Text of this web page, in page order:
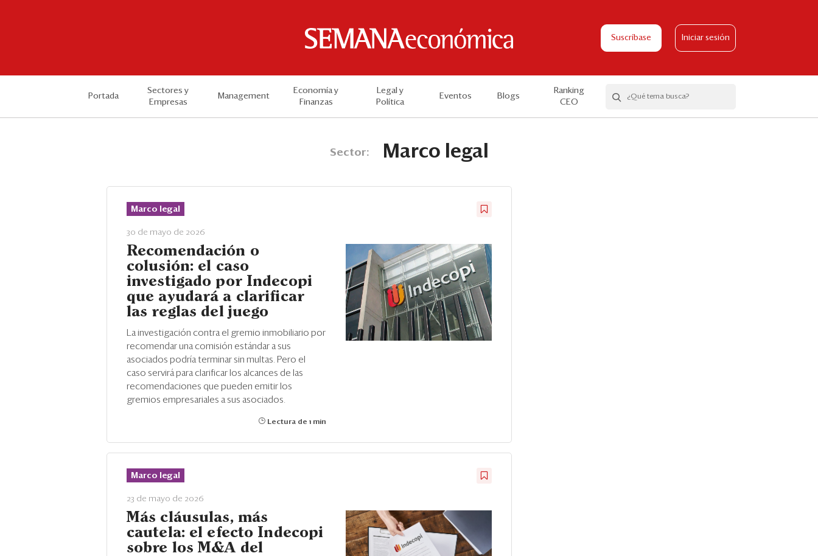
Suscríbase Iniciar sesión
Portada
Sectores y
Empresas
Management
Economía y
Finanzas
Legal y
Política
Eventos Blogs
Ranking
CEO
Sector: Marco legal
Marco legal
30 de mayo de 2026
Recomendación o
colusión: el caso
investigado por Indecopi
que ayudará a clarificar
las reglas del juego
La investigación contra el gremio inmobiliario por
recomendar una comisión estándar a sus
asociados podría terminar sin multas. Pero el
caso servirá para clarificar los alcances de las
recomendaciones que pueden emitir los
gremios empresariales a sus asociados.
Lectura de 1 min
Marco legal
23 de mayo de 2026
Más cláusulas, más
cautela: el efecto Indecopi
sobre los M&A del